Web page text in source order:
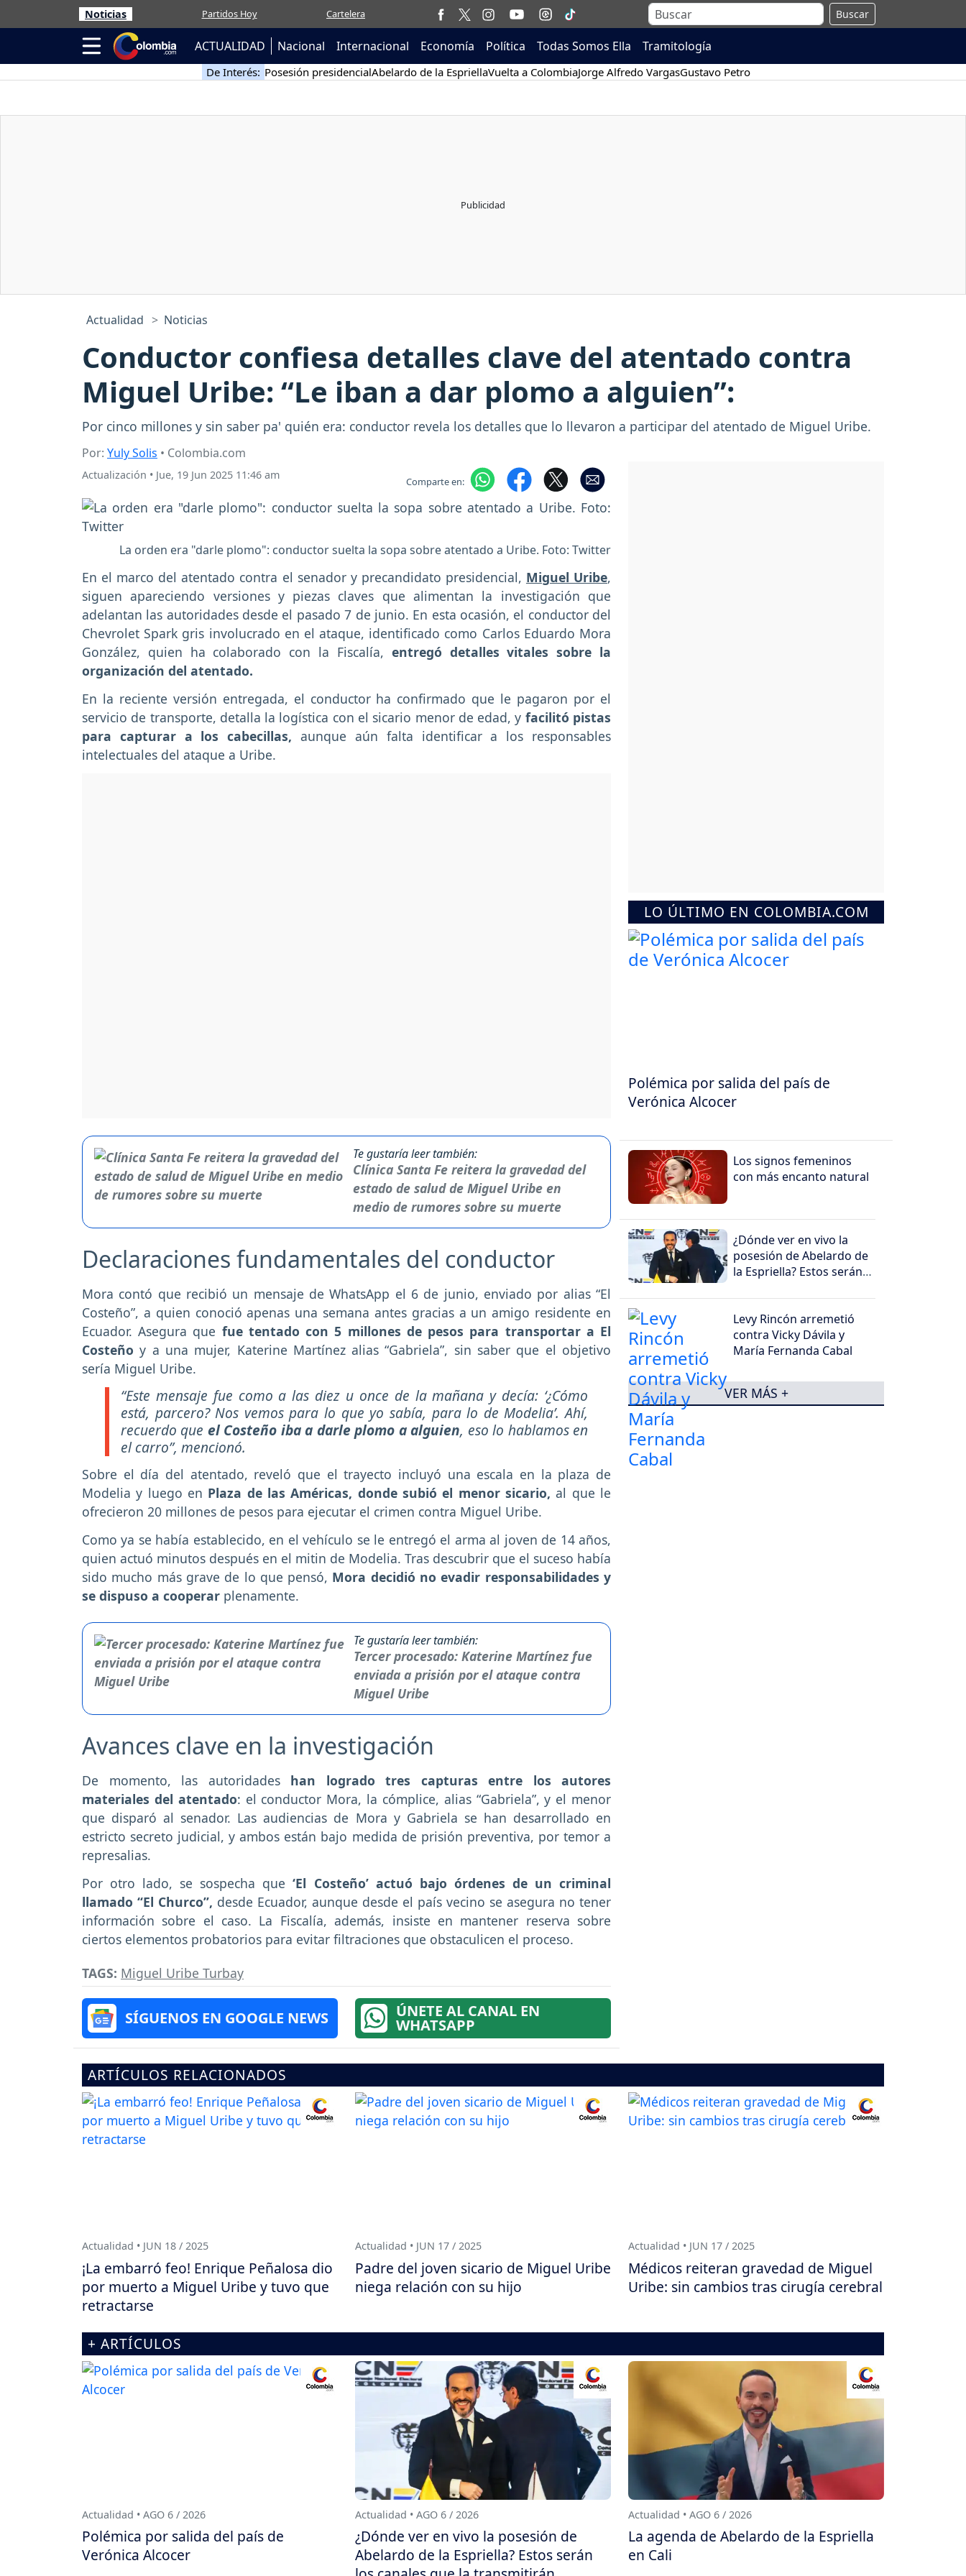
Noticias Partidos Hoy Cartelera Buscar
ACTUALIDAD Nacional Internacional Economía Política Todas Somos Ella Tramitología
De Interés: Posesión presidencialAbelardo de la EspriellaVuelta a ColombiaJorge Alfredo VargasGustavo Petro
Actualidad Noticias
Conductor confiesa detalles clave del atentado contra
Miguel Uribe: “Le iban a dar plomo a alguien”:
Por cinco millones y sin saber pa' quién era: conductor revela los detalles que lo llevaron a participar del atentado de Miguel Uribe.
Por: Yuly Solis • Colombia.com
Actualización • Jue, 19 Jun 2025 11:46 am Comparte en:
La orden era "darle plomo": conductor suelta la sopa sobre atentado a Uribe. Foto: Twitter
En el marco del atentado contra el senador y precandidato presidencial, Miguel Uribe,
siguen apareciendo versiones y piezas claves que alimentan la investigación que
adelantan las autoridades desde el pasado 7 de junio. En esta ocasión, el conductor del
Chevrolet Spark gris involucrado en el ataque, identificado como Carlos Eduardo Mora
González, quien ha colaborado con la Fiscalía, entregó detalles vitales sobre la
organización del atentado.
En la reciente versión entregada, el conductor ha confirmado que le pagaron por el
servicio de transporte, detalla la logística con el sicario menor de edad, y facilitó pistas
para capturar a los cabecillas, aunque aún falta identificar a los responsables
intelectuales del ataque a Uribe.
Te gustaría leer también:
Clínica Santa Fe reitera la gravedad del
estado de salud de Miguel Uribe en
medio de rumores sobre su muerte
Declaraciones fundamentales del conductor
Mora contó que recibió un mensaje de WhatsApp el 6 de junio, enviado por alias “El
Costeño”, a quien conoció apenas una semana antes gracias a un amigo residente en
Ecuador. Asegura que fue tentado con 5 millones de pesos para transportar a El
Costeñoy a una mujer, Katerine Martínez alias “Gabriela”, sin saber que el objetivo
sería Miguel Uribe.
“Este mensaje fue como a las diez u once de la mañana y decía: ‘¿Cómo
está, parcero? Nos vemos para lo que yo sabía, para lo de Modelia’. Ahí,
recuerdo que el Costeño iba a darle plomo a alguien, eso lo hablamos en
el carro”, mencionó.
Sobre el día del atentado, reveló que el trayecto incluyó una escala en la plaza de
Modelia y luego en Plaza de las Américas, donde subió el menor sicario,al que le
ofrecieron 20 millones de pesos para ejecutar el crimen contra Miguel Uribe.
Como ya se había establecido, en el vehículo se le entregó el arma al joven de 14 años,
quien actuó minutos después en el mitin de Modelia. Tras descubrir que el suceso había
sido mucho más grave de lo que pensó, Mora decidió no evadir responsabilidades y
se dispuso a cooperar plenamente.
Te gustaría leer también:
Tercer procesado: Katerine Martínez fue
enviada a prisión por el ataque contra
Miguel Uribe
Avances clave en la investigación
De momento, las autoridadeshan logrado tres capturas entre los autores
materiales del atentado: el conductor Mora, la cómplice, alias “Gabriela”, y el menor
que disparó al senador. Las audiencias de Mora y Gabriela se han desarrollado en
estricto secreto judicial, y ambos están bajo medida de prisión preventiva, por temor a
represalias.
Por otro lado, se sospecha que‘El Costeño’ actuó bajo órdenes de un criminal
llamado “El Churco”, desde Ecuador, aunque desde el país vecino se asegura no tener
información sobre el caso. La Fiscalía, además, insiste en mantener reserva sobre
ciertos elementos probatorios para evitar filtraciones que obstaculicen el proceso.
TAGS: Miguel Uribe Turbay
SÍGUENOS EN GOOGLE NEWS ÚNETE AL CANAL EN
WHATSAPP
LO ÚLTIMO EN COLOMBIA.COM
Polémica por salida del país de
Verónica Alcocer
Los signos femeninos
con más encanto natural
¿Dónde ver en vivo la
posesión de Abelardo de
la Espriella? Estos serán
transmitirán
Levy Rincón arremetió
contra Vicky Dávila y
María Fernanda Cabal
VER MÁS +
ARTÍCULOS RELACIONADOS
Actualidad • JUN 18 / 2025
¡La embarró feo! Enrique Peñalosa dio
por muerto a Miguel Uribe y tuvo que
retractarse
Actualidad • JUN 17 / 2025
Padre del joven sicario de Miguel Uribe
niega relación con su hijo
Actualidad • JUN 17 / 2025
Médicos reiteran gravedad de Miguel
Uribe: sin cambios tras cirugía cerebral
+ ARTÍCULOS
Actualidad • AGO 6 / 2026
Polémica por salida del país de
Verónica Alcocer
Actualidad • AGO 6 / 2026
¿Dónde ver en vivo la posesión de
Abelardo de la Espriella? Estos serán
Actualidad • AGO 6 / 2026
La agenda de Abelardo de la Espriella
en Cali